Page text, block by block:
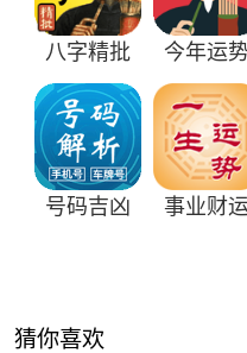
八字精批 今年运
号码吉凶 事业财
猜你喜欢